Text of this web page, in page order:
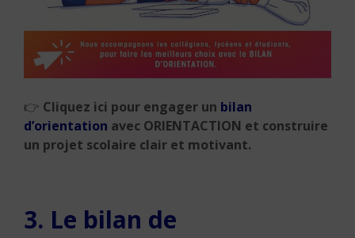
👉 Cliquez ici pour engager un bilan
d’orientation avec ORIENTACTION et construire
un projet scolaire clair et motivant.
3. Le bilan de